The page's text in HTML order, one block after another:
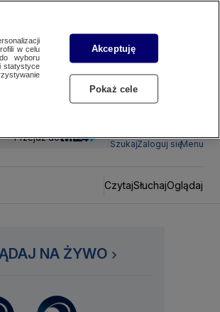
Przejdź do
SzukajZaloguj sięMenu
CzytajSłuchajOglądaj
NA ŻYWO
w celu
wyboru
statystyce
Akceptuję
Pokaż cele